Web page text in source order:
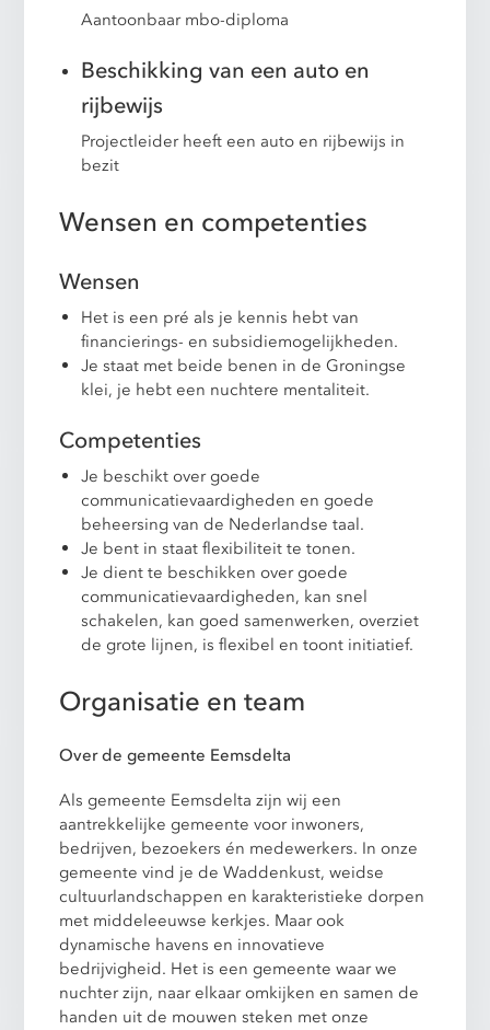
Aantoonbaar mbo-diploma
Beschikking van een auto en
rijbewijs
Projectleider heeft een auto en rijbewijs in
bezit
Wensen en competenties
Wensen
Het is een pré als je kennis hebt van
financierings- en subsidiemogelijkheden.
Je staat met beide benen in de Groningse
klei, je hebt een nuchtere mentaliteit.
Competenties
Je beschikt over goede
communicatievaardigheden en goede
beheersing van de Nederlandse taal.
Je bent in staat flexibiliteit te tonen.
Je dient te beschikken over goede
communicatievaardigheden, kan snel
schakelen, kan goed samenwerken, overziet
de grote lijnen, is flexibel en toont initiatief.
Organisatie en team
Over de gemeente Eemsdelta
Als gemeente Eemsdelta zijn wij een
aantrekkelijke gemeente voor inwoners,
bedrijven, bezoekers én medewerkers. In onze
gemeente vind je de Waddenkust, weidse
cultuurlandschappen en karakteristieke dorpen
met middeleeuwse kerkjes. Maar ook
dynamische havens en innovatieve
bedrijvigheid. Het is een gemeente waar we
nuchter zijn, naar elkaar omkijken en samen de
handen uit de mouwen steken met onze